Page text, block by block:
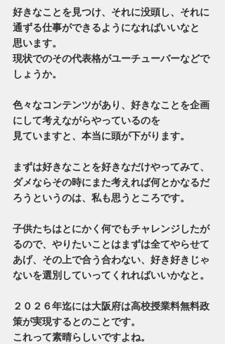
好きなことを見つけ、それに没頭し、それに
通ずる仕事ができるようになればいいなと
思います。
現状でのその代表格がユーチューバーなどで
しょうか。
色々なコンテンツがあり、好きなことを企画
にして考えながらやっているのを
見ていますと、本当に頭が下がります。
まずは好きなことを好きなだけやってみて、
ダメならその時にまた考えれば何とかなるだ
ろうというのは、私も思うところです。
子供たちはとにかく何でもチャレンジしたが
るので、やりたいことはまずは全てやらせて
あげ、その上で合う合わない、好き好きじゃ
ないを選別していってくれればいいかなと。
２０２６年迄には大阪府は高校授業料無料政
策が実現するとのことです。
これって素晴らしいですよね。